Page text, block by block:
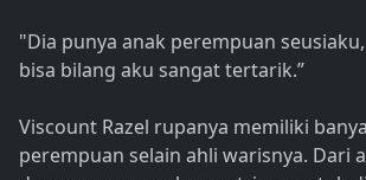
"Dia punya anak perempuan
bisa bilang aku sangat tertarik.”
Viscount Razel rupanya memiliki
perempuan selain ahli warisnya. Dari